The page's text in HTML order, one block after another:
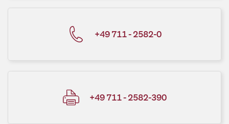
+49 711 - 2582-0
+49 711 - 2582-390